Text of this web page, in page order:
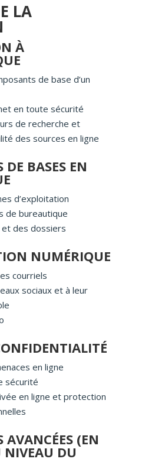
LA
À
de base d’un
en toute sécurité
de recherche et
des sources en ligne
DE BASES EN
d’exploitation
de bureautique
des dossiers
NUMÉRIQUE
courriels
sociaux et à leur
en ligne
sécurité
en ligne et protection
AVANCÉES (EN
DU